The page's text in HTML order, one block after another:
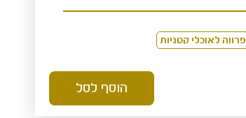
פרווה לאוכלי קטניות
הוסף לסל